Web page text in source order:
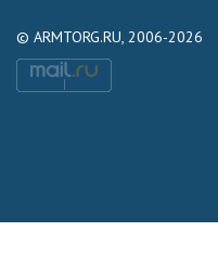
© ARMTORG.RU, 2006-2026